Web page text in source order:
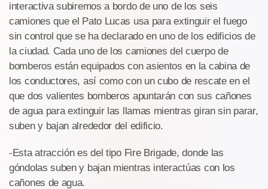
interactiva subiremos a bordo de uno de los seis
camiones que el Pato Lucas usa para extinguir el fuego
sin control que se ha declarado en uno de los edificios de
la ciudad. Cada uno de los camiones del cuerpo de
bomberos están equipados con asientos en la cabina de
los conductores, así como con un cubo de rescate en el
que dos valientes bomberos apuntarán con sus cañones
de agua para extinguir las llamas mientras giran sin parar,
suben y bajan alrededor del edificio.
-Esta atracción es del tipo Fire Brigade, donde las
góndolas suben y bajan mientras interactúas con los
cañones de agua.